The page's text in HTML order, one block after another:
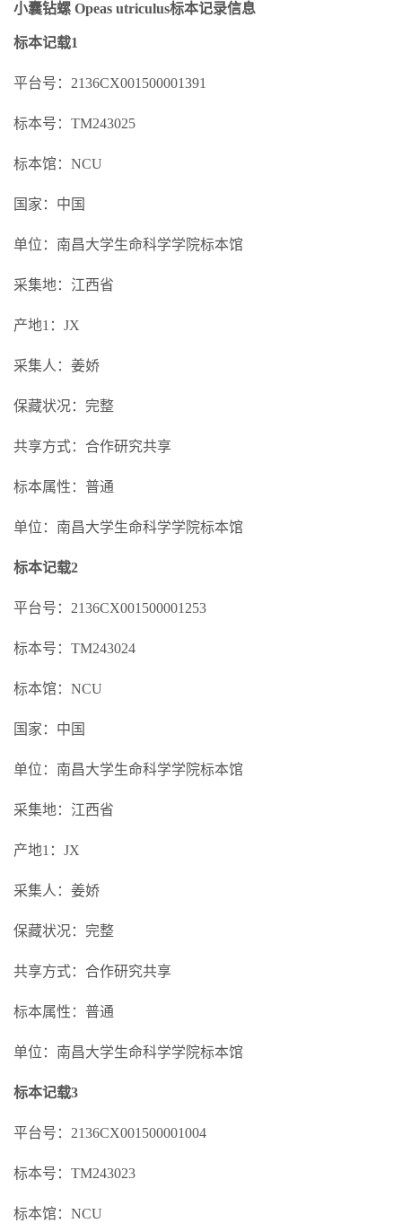
小囊钻螺 Opeas utriculus标本记录信息
标本记载1
平台号：2136CX001500001391
标本号：TM243025
标本馆：NCU
国家：中国
单位：南昌大学生命科学学院标本馆
采集地：江西省
产地1：JX
采集人：姜娇
保藏状况：完整
共享方式：合作研究共享
标本属性：普通
单位：南昌大学生命科学学院标本馆
标本记载2
平台号：2136CX001500001253
标本号：TM243024
标本馆：NCU
国家：中国
单位：南昌大学生命科学学院标本馆
采集地：江西省
产地1：JX
采集人：姜娇
保藏状况：完整
共享方式：合作研究共享
标本属性：普通
单位：南昌大学生命科学学院标本馆
标本记载3
平台号：2136CX001500001004
标本号：TM243023
标本馆：NCU